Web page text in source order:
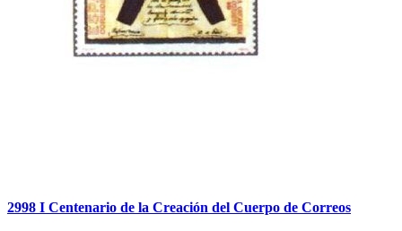
2998 I Centenario de la Creación del Cuerpo de Correos